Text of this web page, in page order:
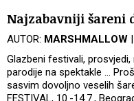
Najzabavniji šareni
AUTOR: MARSHMALLOW
Glazbeni festivali,
parodije na spektakle ...
sasvim dovoljno veselih
FESTIVAL, 10.-14.7.,